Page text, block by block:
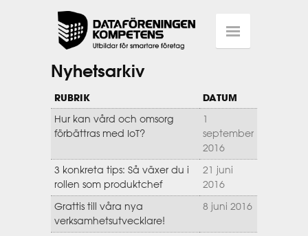
Nyhetsarkiv
RUBRIK DATUM
Hur kan vård och omsorg
förbättras med IoT?
1
september
2016
3 konkreta tips: Så växer du i
rollen som produktchef
21 juni
2016
Grattis till våra nya
verksamhetsutvecklare!
8 juni 2016